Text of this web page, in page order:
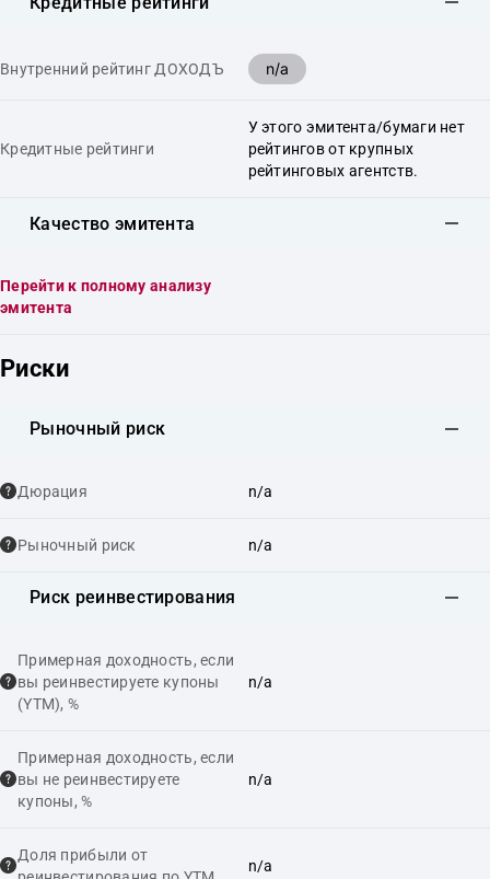
Внутренний рейтинг ДОХОДЪ n/a
Кредитные рейтинги
У этого эмитента/бумаги нет
рейтингов от крупных
рейтинговых агентств.
Качество эмитента
Перейти к полному анализу
эмитента
Риски
Рыночный риск
Дюрация n/a
Рыночный риск n/a
Риск реинвестирования
Примерная доходность, если
вы реинвестируете купоны
(YTM), %
n/a
Примерная доходность, если
вы не реинвестируете
купоны, %
n/a
Доля прибыли от
n/a